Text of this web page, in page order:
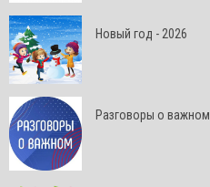
Новый год - 2026
Разговоры о важном